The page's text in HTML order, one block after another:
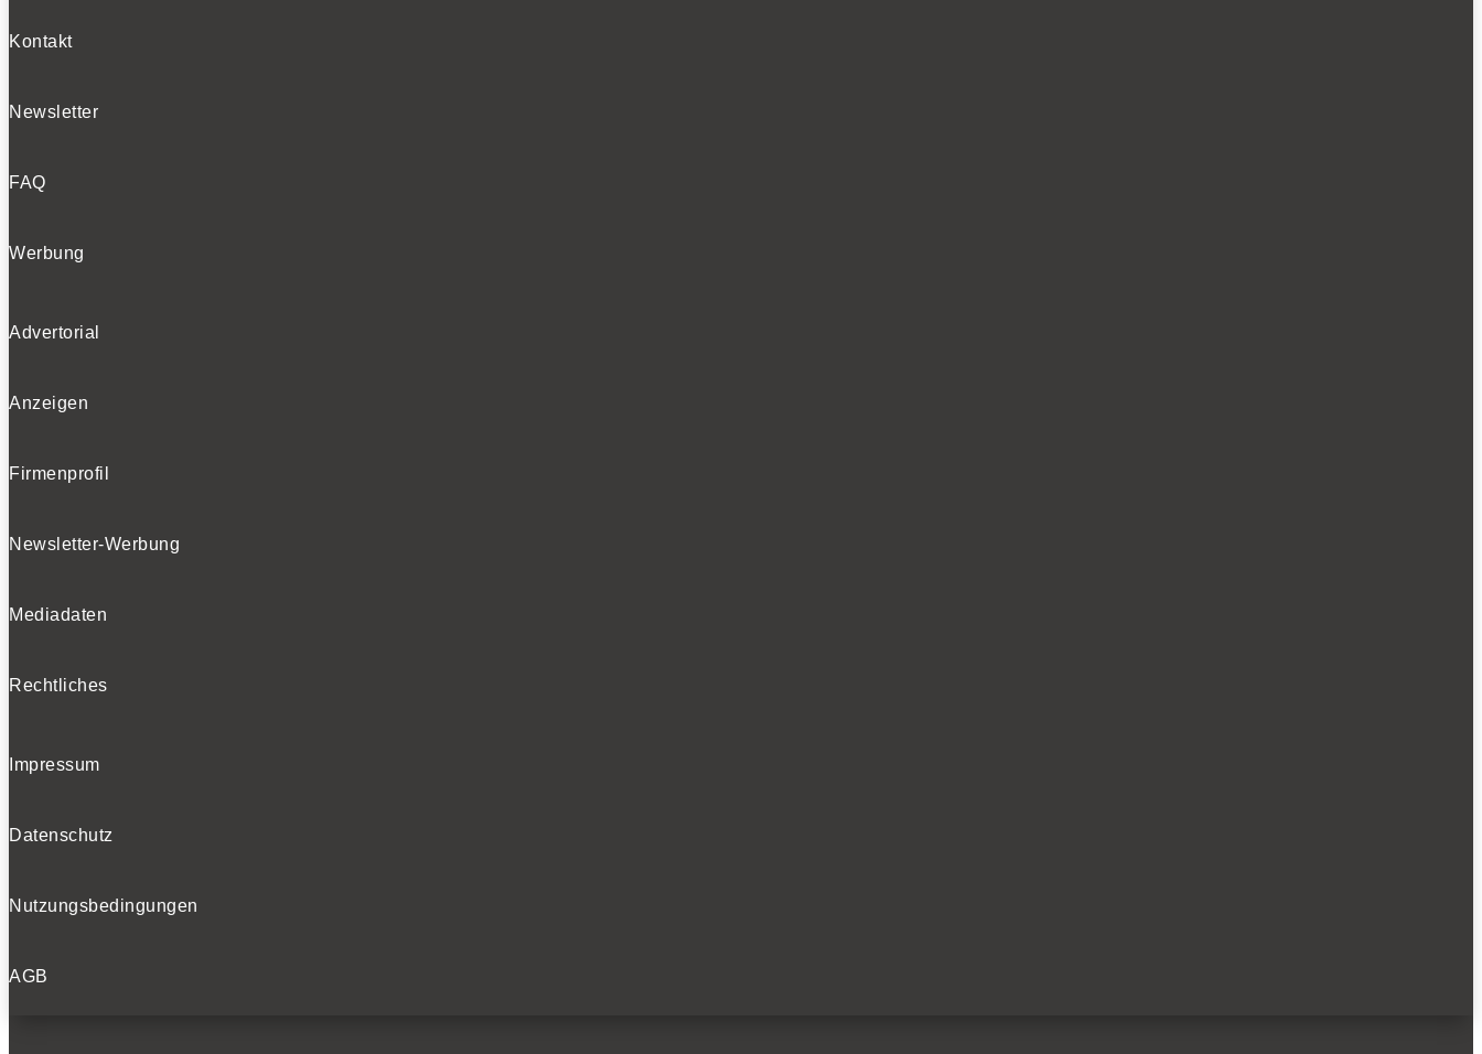
Kontakt
Newsletter
FAQ
Werbung
Advertorial
Anzeigen
Firmenprofil
Newsletter-Werbung
Mediadaten
Rechtliches
Impressum
Datenschutz
Nutzungsbedingungen
AGB